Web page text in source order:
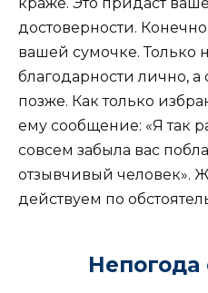
краже. Это придаст
достоверности.
вашей сумочке. Только
благодарности лично, а
позже. Как только
ему сообщение: «Я так
совсем забыла вас
отзывчивый человек».
действуем по
Непогода